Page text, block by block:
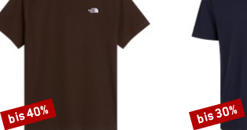
Rabatt
bis 40% Rabatt
bis 30%